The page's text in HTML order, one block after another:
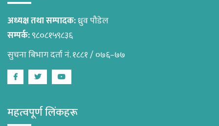
अध्यक्ष तथा सम्पादक:ध्रुव पौडेल
सम्पर्क:९८०८१५९८३६
सुचना बिभाग दर्ता नं. १८८१ / ०७६–७७
FacebookTwitterYoutube
महत्वपूर्ण लिंकहरू